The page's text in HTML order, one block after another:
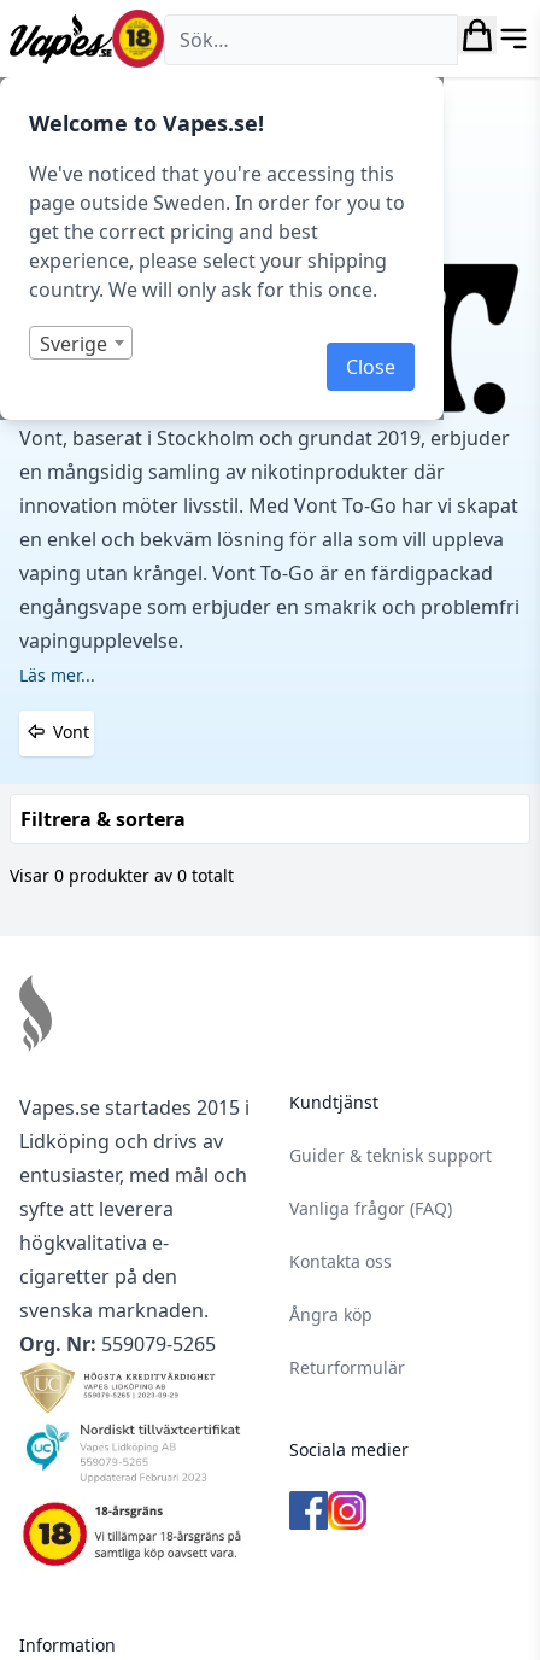
Welcome to Vapes.se!
We've noticed that you're accessing this
page outside Sweden. In order for you to
get the correct pricing and best
experience, please select your shipping
country. We will only ask for this once.
Sverige
Close
Vapes.se
Hem/E-cigarett startkit/paket
VONT TO-GO
ENGÅNGSVAPES
Vont, baserat i Stockholm och grundat 2019, erbjuder
en mångsidig samling av nikotinprodukter där
innovation möter livsstil. Med Vont To-Go har vi skapat
en enkel och bekväm lösning för alla som vill uppleva
vaping utan krångel. Vont To-Go är en färdigpackad
engångsvape som erbjuder en smakrik och problemfri
vapingupplevelse.
Läs mer...
Vont
Filtrera & sortera
Visar 0 produkter av 0 totalt
Vapes.se startades 2015 i
Lidköping och drivs av
entusiaster, med mål och
syfte att leverera
högkvalitativa e-
cigaretter på den
svenska marknaden.
Org. Nr: 559079-5265
Information
Kundtjänst
Guider & teknisk support
Vanliga frågor (FAQ)
Kontakta oss
Ångra köp
Returformulär
Sociala medier